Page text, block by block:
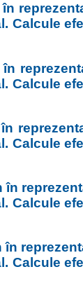
Calcule
Calcule
Calcule
în
Calcule
în
Calcule